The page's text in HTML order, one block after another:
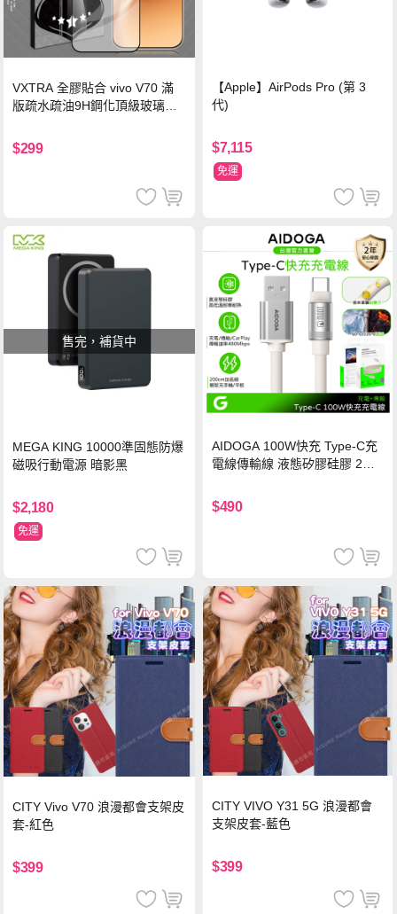
VXTRA 全膠貼合 vivo V70 滿
版疏水疏油9H鋼化頂級玻璃貼
$299
【Apple】AirPods Pro (第 3
代)
$7,115
免運
售完，補貨中
MEGA KING 10000準固態防爆
磁吸行動電源 暗影黑
$2,180
免運
AIDOGA 100W快充 Type-C充
電線傳輸線 液態矽膠硅膠 2M
$490
CITY Vivo V70 浪漫都會支架皮
套-紅色
$399
CITY VIVO Y31 5G 浪漫都會
支架皮套-藍色
$399